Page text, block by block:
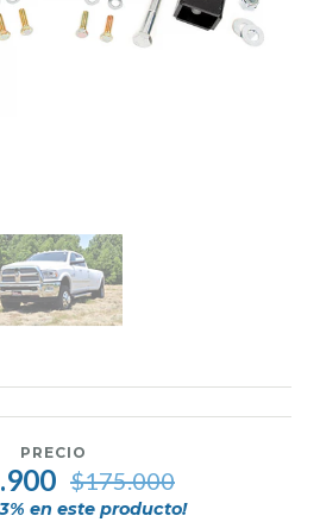
PRECIO
$175.000
% en este producto!